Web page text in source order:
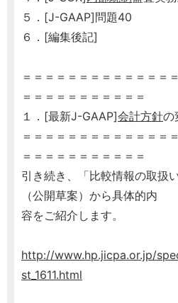
５．[J-GAAP]問題40
６．[編集後記]
＝＝＝＝＝＝＝＝＝＝＝＝＝
＝＝＝＝＝＝＝＝＝＝＝
１．[最新J-GAAP]会計方針の
＝＝＝＝＝＝＝＝＝＝＝＝＝
＝＝＝＝＝＝＝＝＝＝＝
引き続き、「比較情報の取扱
（公開草案）から具体的内
容をご紹介します。
http://www.hp.jicpa.or.jp/
st_1611.html